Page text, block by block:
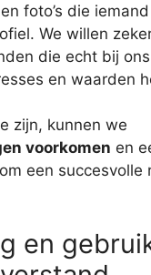
foto’s die
We willen
die echt bij
en waarden
zijn, kunnen we
voorkomen en
een succesvolle
en